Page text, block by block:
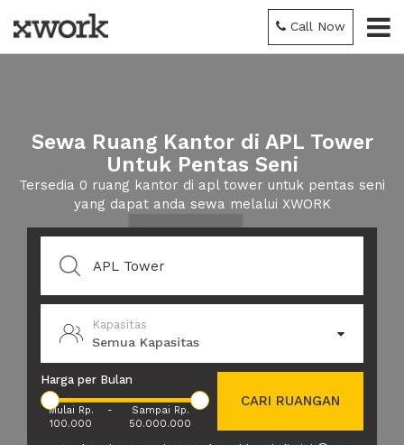
Call Now
Sewa Ruang Kantor di APL Tower
Untuk Pentas Seni
Tersedia 0 ruang kantor di apl tower untuk pentas seni
yang dapat anda sewa melalui XWORK
Kapasitas
Semua Kapasitas
Harga per Bulan
Mulai Rp.
100.000
-
Sampai Rp.
50.000.000
CARI RUANGAN